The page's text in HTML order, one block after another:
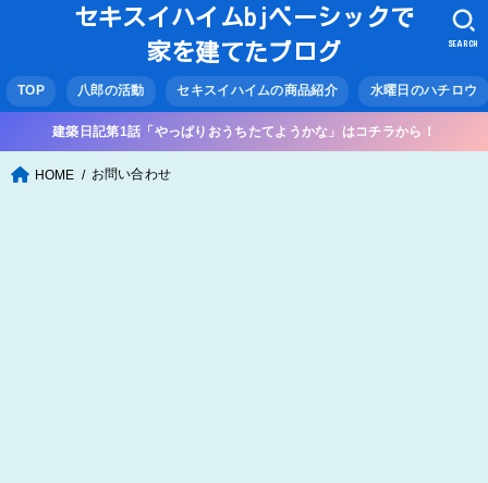
セキスイハイムbjベーシックで
家を建てたブログ
TOP 八郎の活動 セキスイハイムの商品紹介 水曜日のハチロウ
SEARCH
建築日記第1話「やっぱりおうちたてようかな」はコチラから！
HOME お問い合わせ